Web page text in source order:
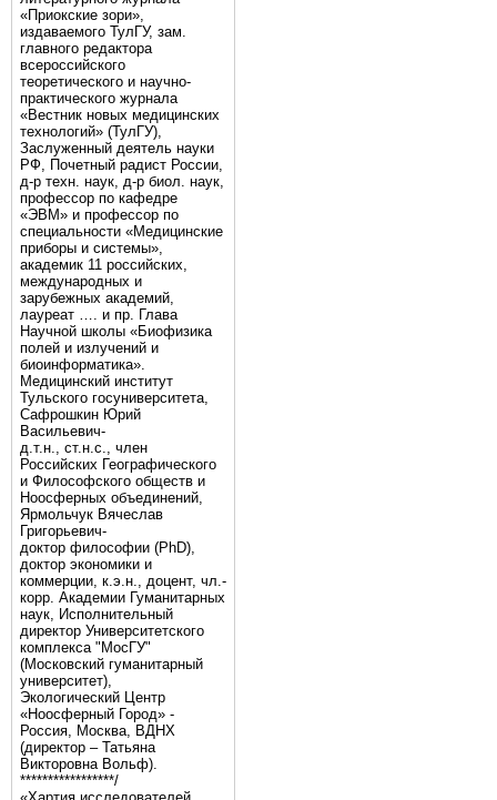
«Приокские зори»,
издаваемого ТулГУ, зам.
главного редактора
всероссийского
теоретического и научно-
практического журнала
«Вестник новых медицинских
технологий» (ТулГУ),
Заслуженный деятель науки
РФ, Почетный радист России,
д-р техн. наук, д-р биол. наук,
профессор по кафедре
«ЭВМ» и профессор по
специальности «Медицинские
приборы и системы»,
академик 11 российских,
международных и
зарубежных академий,
лауреат …. и пр. Глава
Научной школы «Биофизика
полей и излучений и
биоинформатика».
Медицинский институт
Тульского госуниверситета,
Сафрошкин Юрий
Васильевич-
д.т.н., ст.н.с., член
Российских Географического
и Философского обществ и
Ноосферных объединений,
Ярмольчук Вячеслав
Григорьевич-
доктор философии (PhD),
доктор экономики и
коммерции, к.э.н., доцент, чл.-
корр. Академии Гуманитарных
наук, Исполнительный
директор Университетского
комплекса "МосГУ"
(Московский гуманитарный
университет),
Экологический Центр
«Ноосферный Город» -
Россия, Москва, ВДНХ
(директор – Татьяна
Викторовна Вольф).
*****************/